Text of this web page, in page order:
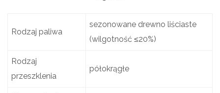
Rodzaj paliwa
sezonowane drewno liściaste
(wilgotność ≤20%)
Rodzaj
przeszklenia
półokrągłe